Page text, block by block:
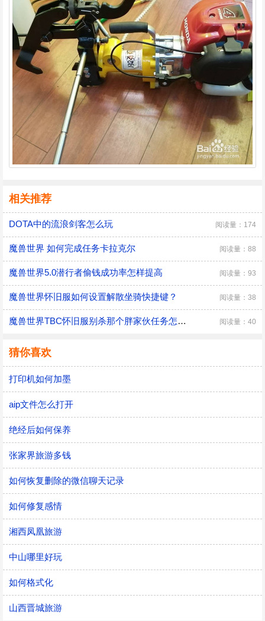
相关推荐
DOTA中的流浪剑客怎么玩 阅读量：174
魔兽世界 如何完成任务卡拉克尔 阅读量：88
魔兽世界5.0潜行者偷钱成功率怎样提高 阅读量：93
魔兽世界怀旧服如何设置解散坐骑快捷键？ 阅读量：38
魔兽世界TBC怀旧服别杀那个胖家伙任务怎么做 阅读量：40
猜你喜欢
打印机如何加墨
aip文件怎么打开
绝经后如何保养
张家界旅游多钱
如何恢复删除的微信聊天记录
如何修复感情
湘西凤凰旅游
中山哪里好玩
如何格式化
山西晋城旅游